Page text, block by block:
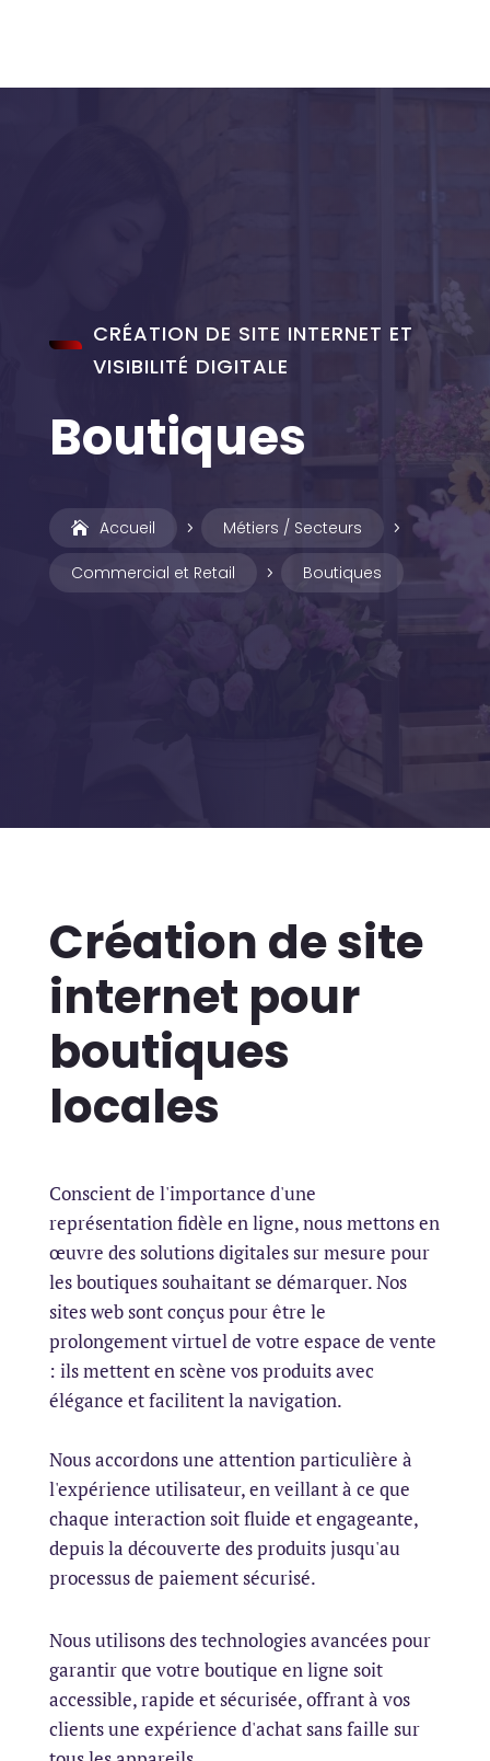
CRÉATION DE SITE INTERNET ET
VISIBILITÉ DIGITALE
Boutiques
Accueil 5 Métiers / Secteurs 5
Commercial et Retail 5 Boutiques
Création de site
internet pour
boutiques
locales
Conscient de l'importance d'une
représentation fidèle en ligne, nous mettons en
œuvre des solutions digitales sur mesure pour
les boutiques souhaitant se démarquer. Nos
sites web sont conçus pour être le
prolongement virtuel de votre espace de vente
: ils mettent en scène vos produits avec
élégance et facilitent la navigation.
Nous accordons une attention particulière à
l'expérience utilisateur, en veillant à ce que
chaque interaction soit fluide et engageante,
depuis la découverte des produits jusqu'au
processus de paiement sécurisé.
Nous utilisons des technologies avancées pour
garantir que votre boutique en ligne soit
accessible, rapide et sécurisée, offrant à vos
clients une expérience d'achat sans faille sur